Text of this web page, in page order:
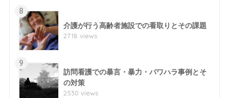
8
介護が行う高齢者施設での看取りとその課題
2718 views
9
訪問看護での暴言・暴力・パワハラ事例とそ
の対策
2530 views